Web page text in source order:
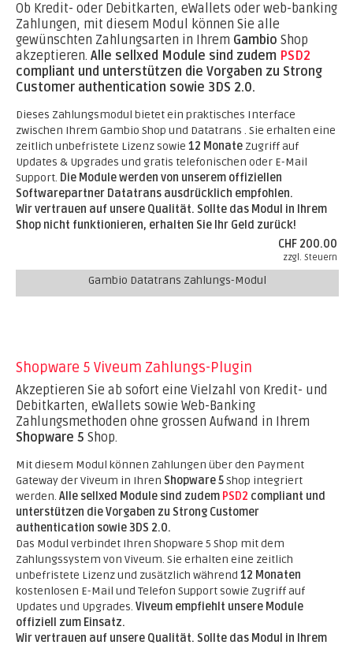
Ob Kredit- oder Debitkarten, eWallets oder web-banking
Zahlungen, mit diesem Modul können Sie alle
gewünschten Zahlungsarten in Ihrem Gambio Shop
akzeptieren. Alle sellxed Module sind zudem PSD2
compliant und unterstützen die Vorgaben zu Strong
Customer authentication sowie 3DS 2.0.
Dieses Zahlungsmodul bietet ein praktisches Interface
zwischen Ihrem Gambio Shop und Datatrans . Sie erhalten eine
zeitlich unbefristete Lizenz sowie 12 Monate Zugriff auf
Updates & Upgrades und gratis telefonischen oder E-Mail
Support. Die Module werden von unserem offiziellen
Softwarepartner Datatrans ausdrücklich empfohlen.
Wir vertrauen auf unsere Qualität. Sollte das Modul in Ihrem
Shop nicht funktionieren, erhalten Sie Ihr Geld zurück!
CHF 200.00
zzgl. Steuern
Gambio Datatrans Zahlungs-Modul
Shopware 5 Viveum Zahlungs-Plugin
Akzeptieren Sie ab sofort eine Vielzahl von Kredit- und
Debitkarten, eWallets sowie Web-Banking
Zahlungsmethoden ohne grossen Aufwand in Ihrem
Shopware 5 Shop.
Mit diesem Modul können Zahlungen über den Payment
Gateway der Viveum in Ihren Shopware 5Shop integriert
werden. Alle sellxed Module sind zudem PSD2 compliant und
unterstützen die Vorgaben zu Strong Customer
authentication sowie 3DS 2.0.
Das Modul verbindet Ihren Shopware 5 Shop mit dem
Zahlungssystem von Viveum. Sie erhalten eine zeitlich
unbefristete Lizenz und zusätzlich während 12 Monaten
kostenlosen E-Mail und Telefon Support sowie Zugriff auf
Updates und Upgrades. Viveum empfiehlt unsere Module
offiziell zum Einsatz.
Wir vertrauen auf unsere Qualität. Sollte das Modul in Ihrem